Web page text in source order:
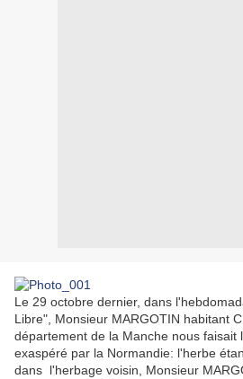
Le 29 octobre dernier, dans
Libre", Monsieur MARGOTIN habitant
département de la Manche nous faisait
exaspéré par la Normandie: l'herbe
dans l'herbage voisin, Monsieur